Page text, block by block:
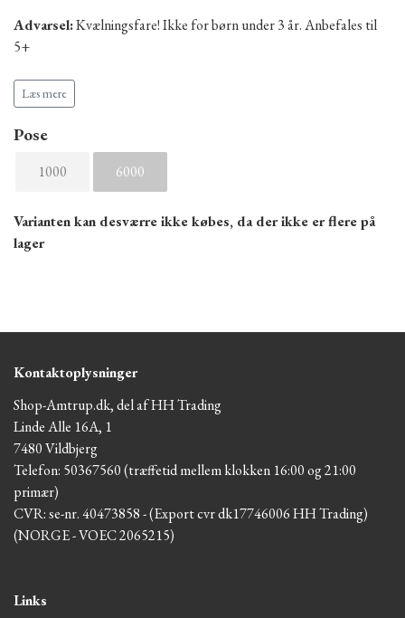
Advarsel:Kvælningsfare! Ikke for børn under 3 år. Anbefales til
5+
Produceret i Kina.
Læs mere
Pose
1000 6000
Varianten kan desværre ikke købes, da der ikke er flere på
lager
Kontaktoplysninger
Shop-Amtrup.dk, del af HH Trading
Linde Alle 16A, 1
7480 Vildbjerg
Telefon: 50367560 (træffetid mellem klokken 16:00 og 21:00
primær)
CVR: se-nr. 40473858 - (Export cvr dk17746006 HH Trading)
(NORGE - VOEC 2065215)
Links